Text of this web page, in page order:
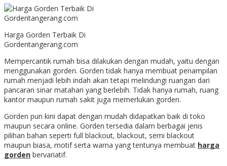
Harga Gorden Terbaik Di
Gordentangerang.com
Mempercantik rumah bisa dilakukan dengan mudah, yaitu dengan
menggunakan gorden. Gorden tidak hanya membuat penampilan
rumah menjadi lebih indah akan tetapi melindungi ruangan dari
pancaran sinar matahari yang berlebih. Tidak hanya rumah, ruang
kantor maupun rumah sakit juga memerlukan gorden.
Gorden pun kini dapat dengan mudah didapatkan baik di toko
maupun secara online. Gorden tersedia dalam berbagai jenis
pilihan bahan seperti full blackout, blackout, semi blackout
maupun biasa, motif serta warna yang tentunya membuat harga
gorden bervariatif.